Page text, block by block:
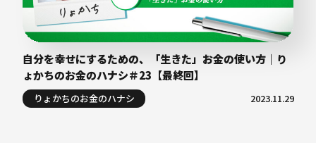
自分を幸せにするための、「生きた」お金の使い方｜り
ょかちのお金のハナシ＃23【最終回】
りょかちのお金のハナシ 2023.11.29